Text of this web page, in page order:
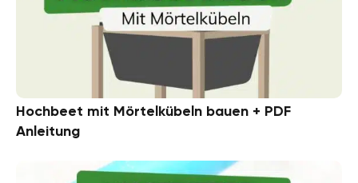
Hochbeet mit Mörtelkübeln bauen + PDF
Anleitung